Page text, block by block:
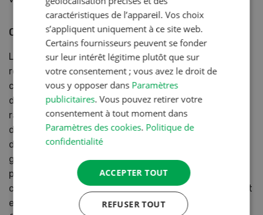
Oberacker
Le semis est toujours réalisé immédiatement après la
récolte de la féverole, quelle que soit la date de celle-
ci, pour éviter un glyphosate et limiter le
développement du salissement à l’automne. La levée
rapide de la céréale à cette époque permet de prendre
de vitesse beaucoup d’adventices, en particulier les
dicotylédones avec ce type de précédent. Les
graminées d’automne, quant à elles, n’arriveront que
plus tard alors que l’orge est bien établie et très
concurrentielle. Les repousses de féveroles s’installent
en revanche très bien, en SD comme en labour et
caractéristiques de l’appareil. Vos choix
s’appliquent uniquement à ce site web.
Certains fournisseurs peuvent se fonder
sur leur intérêt légitime plutôt que sur
votre consentement ; vous avez le droit de
vous y opposer dans Paramètres
publicitaires. Vous pouvez retirer votre
consentement à tout moment dans
Paramètres des cookies. Politique de
confidentialité
ACCEPTER TOUT
REFUSER TOUT